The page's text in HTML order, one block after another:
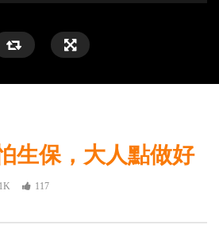
生保，大人點做好
117